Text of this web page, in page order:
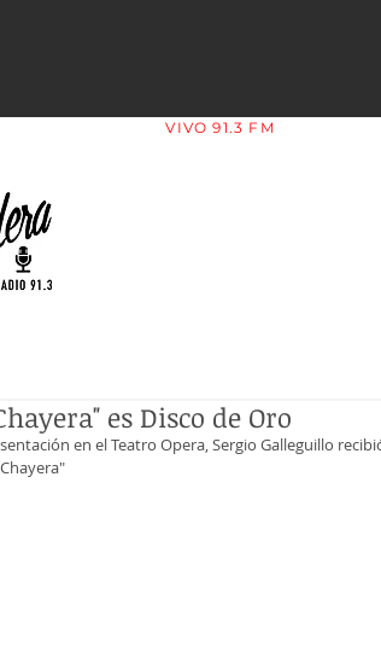
VIVO 91.3 FM
es Disco de Oro
en el Teatro Opera, Sergio Galleguillo